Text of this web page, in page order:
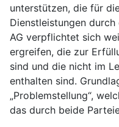
unterstützen, die für
Dienstleistungen
AG verpflichtet sich
ergreifen, die zur
sind und die nicht im
enthalten sind.
„Problemstellung“,
das durch beide